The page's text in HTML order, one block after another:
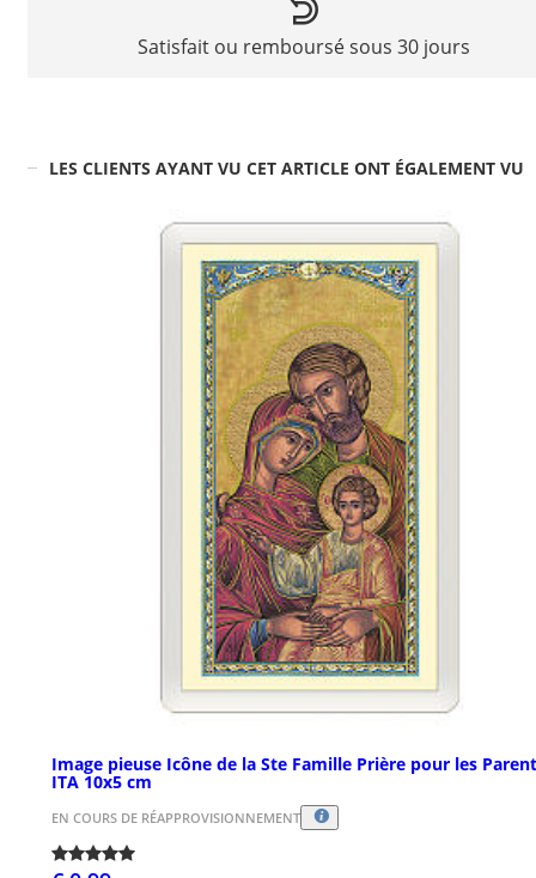
Satisfait ou remboursé sous 30 jours
LES CLIENTS AYANT VU CET ARTICLE ONT ÉGALEMENT VU
Image pieuse Icône de la Ste Famille Prière pour les
ITA 10x5 cm
EN COURS DE RÉAPPROVISIONNEMENT